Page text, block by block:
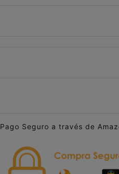
Pago Seguro a través de